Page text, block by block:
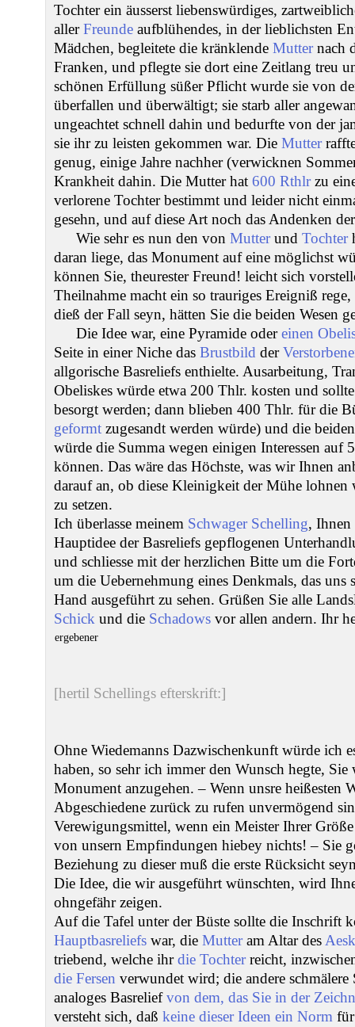
Tochter ein äusserst liebenswürdiges,
allerFreunde aufblühendes, in der lieblichsten
Mädchen, begleitete die kränklende Mutternach
Franken, und pflegte sie dort eine Zeitlang treu
schönen Erfüllung süßer Pflicht wurde sie von
überfallen und überwältigt; sie starb aller
ungeachtet schnell dahin und bedurfte von der
sie ihr zu leisten gekommen war. Die Mutter
genug, einige Jahre nachher (verwicknen
Krankheit dahin. Die Mutter hat 600 Rthlrzu
verlorene Tochter bestimmt und leider nicht
gesehn, und auf diese Art noch das Andenken
Wie sehr es nun den von Mutterund Tochter
daran liege, das Monument auf eine möglichst
können Sie, theurester Freund! leicht sich
Theilnahme macht ein so trauriges Ereigniß
dieß der Fall seyn, hätten Sie die beiden Wesen
Die Idee war, eine Pyramide odereinen
Seite in einer Niche das Brustbild der
allgorische Basreliefs enthielte. Ausarbeitung,
Obeliskes würde etwa 200 Thlr. kosten und
besorgt werden; dann blieben 400 Thlr. für die
geformt zugesandt werden würde) und die
würde die Summa wegen einigen Interessen auf
können. Das wäre das Höchste, was wir Ihnen
darauf an, ob diese Kleinigkeit der Mühe
zu setzen.
Ich überlasse meinem Schwager Schelling, Ihnen
Hauptidee der Basreliefs gepflogenen
und schliesse mit der herzlichen Bitte um die
um die Uebernehmung eines Denkmals, das
Hand ausgeführt zu sehen. Grüßen Sie alle
Schick und die Schadows vor allen andern. Ihr
ergebener
[hertil Schellings efterskrift:]
Ohne Wiedemanns Dazwischenkunft würde ich
haben, so sehr ich immer den Wunsch hegte, Sie
Monument anzugehen. – Wenn unsre heißesten
Abgeschiedene zurück zu rufen unvermögend
Verewigungsmittel, wenn ein Meister Ihrer
von unsern Empfindungen hiebey nichts! – Sie
Beziehung zu dieser muß die erste Rücksicht
Die Idee, die wir ausgeführt wünschten, wird
ohngefähr zeigen.
Auf die Tafel unter der Büste sollte die Inschrift
Hauptbasreliefs war, die Mutteram Altar des
triebend, welche ihrdie Tochterreicht,
die Fersen verwundet wird; die andere schmälere
analoges Basreliefvon dem, das Sie in der
versteht sich, daß keine dieser Ideen ein Norm